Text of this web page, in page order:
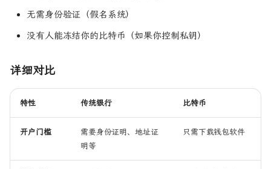
无需身份验证（假名系统）
没有人能冻结你的比特币（如果你控制私钥）
详细对比
特性 传统银行 比特币
开户门槛
需要身份证明、地址证
明等
只需下载钱包软件